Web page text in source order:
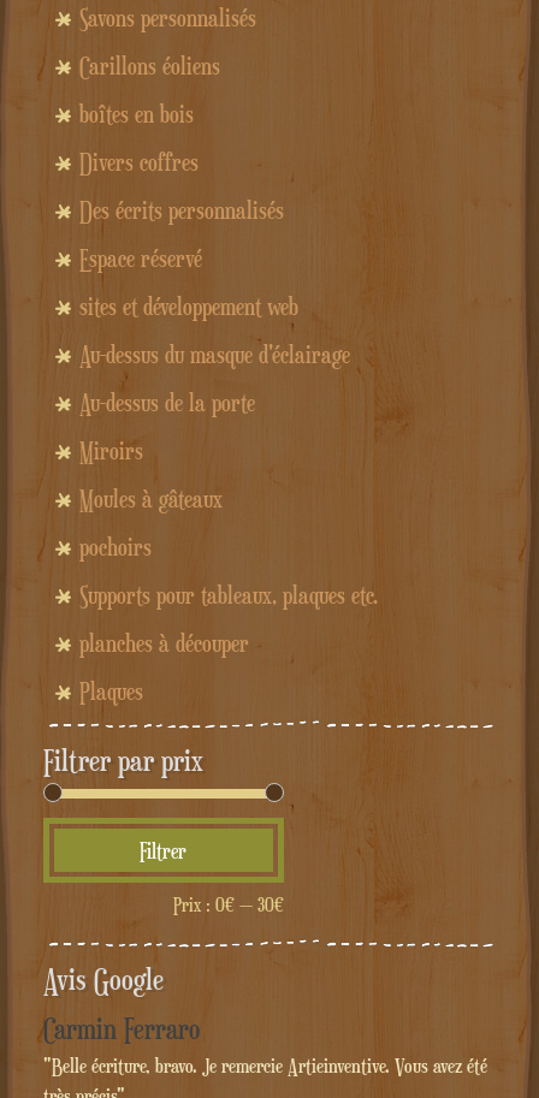
Savons personnalisés
Carillons éoliens
boîtes en bois
Divers coffres
Des écrits personnalisés
Espace réservé
sites et développement web
Au-dessus du masque d'éclairage
Au-dessus de la porte
Miroirs
Moules à gâteaux
pochoirs
Supports pour tableaux, plaques etc.
planches à découper
Plaques
Filtrer par prix
min
max
Filtrer
Prix : 0€— 30€
Avis Google
Carmin Ferraro
"Belle écriture, bravo. Je remercie Artieinventive. Vous avez été